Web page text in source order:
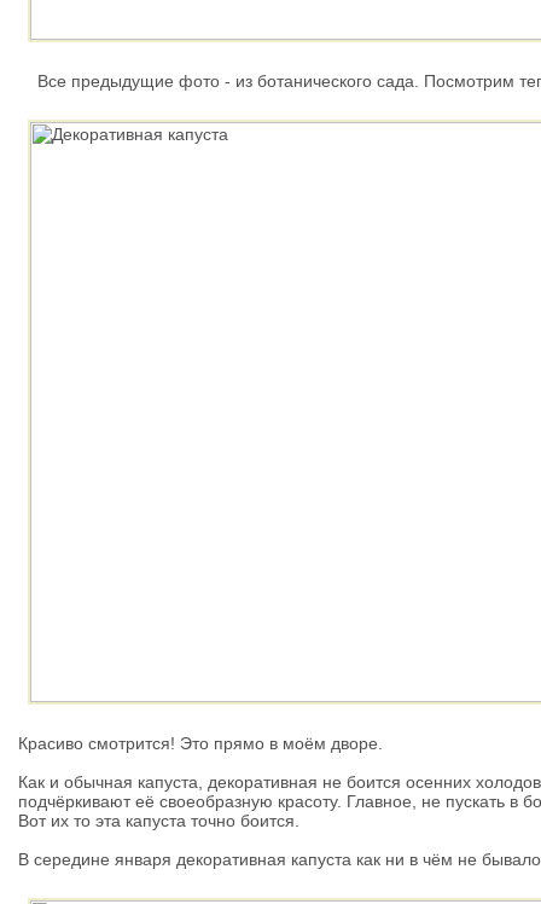
Все предыдущие фото - из ботанического сада. Посмотрим
Красиво смотрится! Это прямо в моём дворе.
Как и обычная капуста, декоративная не боится осенних
подчёркивают её своеобразную красоту. Главное, не пускать в
Вот их то эта капуста точно боится.
В середине января декоративная капуста как ни в чём не